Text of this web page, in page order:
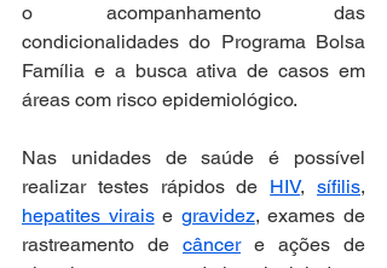
o acompanhamento das
condicionalidades do Programa Bolsa
Família e a busca ativa de casos em
áreas com risco epidemiológico.
Nas unidades de saúde é possível
realizar testes rápidos de HIV, sífilis
hepatites virais e gravidez, exames de
rastreamento de câncer e ações de